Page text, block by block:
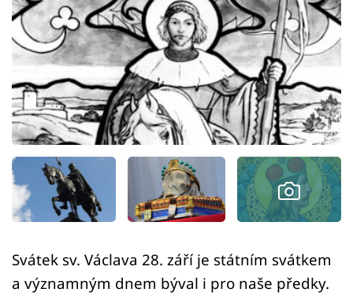
Design
Sledujte prima+
Přihlášení
Sledujte nás
Svátek sv. Václava 28. září je státním svátkem
a významným dnem býval i pro naše předky.